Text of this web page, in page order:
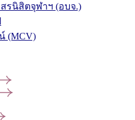
รนิสิตจุฬาฯ (อบจ.)
(MCV)